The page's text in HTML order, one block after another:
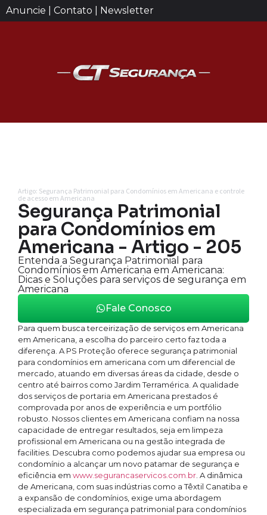
Anuncie | Contato | Newsletter
Artigo: Segurança Patrimonial para Condomínios em Americana e controle
de acesso em Americana
Segurança Patrimonial
para Condomínios em
Americana - Artigo - 205
Entenda a Segurança Patrimonial para
Condomínios em Americana em Americana:
Dicas e Soluções para serviços de segurança em
Americana
Fale Conosco
Para quem busca terceirização de serviços em Americana
em Americana, a escolha do parceiro certo faz toda a
diferença. A PS Proteção oferece segurança patrimonial
para condomínios em americana com um diferencial de
mercado, atuando em diversas áreas da cidade, desde o
centro até bairros como Jardim Terramérica. A qualidade
dos serviços de portaria em Americana prestados é
comprovada por anos de experiência e um portfólio
robusto. Nossos clientes em Americana confiam na nossa
capacidade de entregar resultados, seja em limpeza
profissional em Americana ou na gestão integrada de
facilities. Descubra como podemos ajudar sua empresa ou
condomínio a alcançar um novo patamar de segurança e
eficiência em www.segurancaservicos.com.br . A dinâmica
de Americana, com suas indústrias como a Têxtil Canatiba e
a expansão de condomínios, exige uma abordagem
especializada em segurança patrimonial para condomínios